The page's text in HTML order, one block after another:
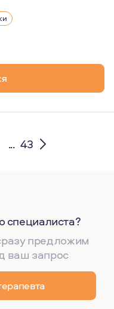
меня являются
... 43
предложим
ваш запрос